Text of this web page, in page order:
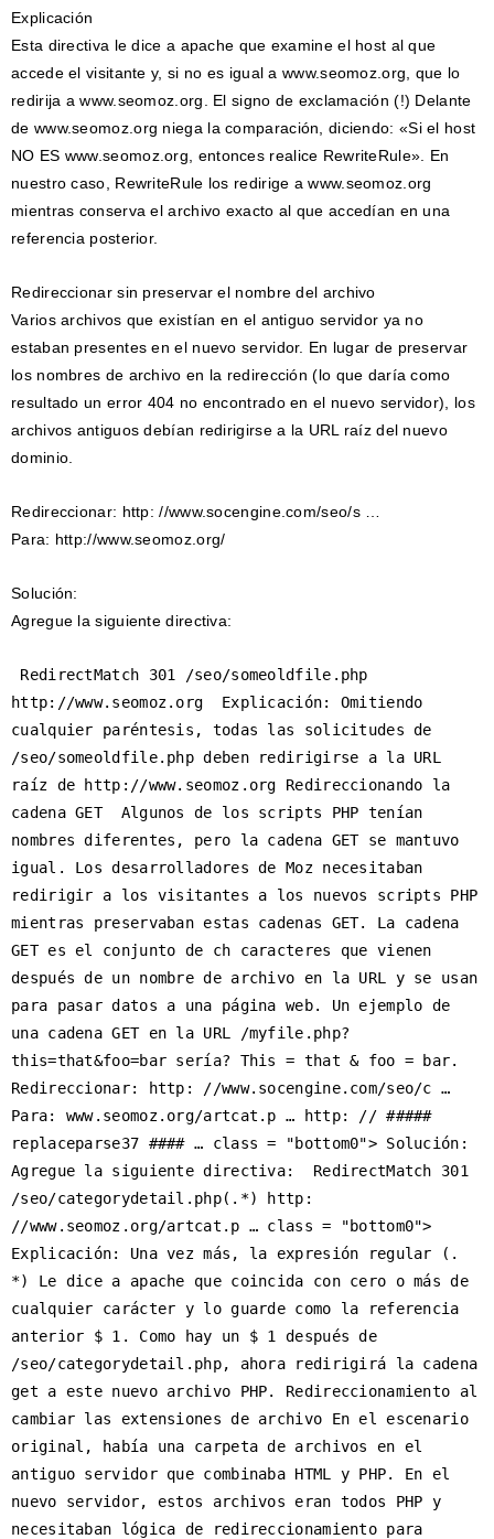
Explicación
Esta directiva le dice a apache que examine el host al que
accede el visitante y, si no es igual a www.seomoz.org, que lo
redirija a www.seomoz.org. El signo de exclamación (!) Delante
de www.seomoz.org niega la comparación, diciendo: «Si el host
NO ES www.seomoz.org, entonces realice RewriteRule». En
nuestro caso, RewriteRule los redirige a www.seomoz.org
mientras conserva el archivo exacto al que accedían en una
referencia posterior.
Redireccionar sin preservar el nombre del archivo
Varios archivos que existían en el antiguo servidor ya no
estaban presentes en el nuevo servidor. En lugar de preservar
los nombres de archivo en la redirección (lo que daría como
resultado un error 404 no encontrado en el nuevo servidor), los
archivos antiguos debían redirigirse a la URL raíz del nuevo
dominio.
Redireccionar: http: //www.socengine.com/seo/s …
Para: http://www.seomoz.org/
Solución:
Agregue la siguiente directiva:
http://www.seomoz.org  Explicación: Omitiendo
cualquier paréntesis, todas las solicitudes de
/seo/someoldfile.php deben redirigirse a la URL
raíz de http://www.seomoz.org Redireccionando la
cadena GET  Algunos de los scripts PHP tenían
nombres diferentes, pero la cadena GET se mantuvo
igual. Los desarrolladores de Moz necesitaban
redirigir a los visitantes a los nuevos scripts PHP
mientras preservaban estas cadenas GET. La cadena
GET es el conjunto de ch caracteres que vienen
después de un nombre de archivo en la URL y se usan
para pasar datos a una página web. Un ejemplo de
una cadena GET en la URL /myfile.php?
this=that&foo=bar sería? This = that & foo = bar.
Redireccionar: http: //www.socengine.com/seo/c …
Para: www.seomoz.org/artcat.p … http: // #####
replaceparse37 #### … class = "bottom0"> Solución:
Agregue la siguiente directiva:  RedirectMatch 301
/seo/categorydetail.php(.*) http:
//www.seomoz.org/artcat.p … class = "bottom0">
Explicación: Una vez más, la expresión regular (.
*) Le dice a apache que coincida con cero o más de
cualquier carácter y lo guarde como la referencia
anterior $ 1. Como hay un $ 1 después de
/seo/categorydetail.php, ahora redirigirá la cadena
get a este nuevo archivo PHP. Redireccionamiento al
cambiar las extensiones de archivo En el escenario
original, había una carpeta de archivos en el
antiguo servidor que combinaba HTML y PHP. En el
nuevo servidor, estos archivos eran todos PHP y
necesitaban lógica de redireccionamiento para